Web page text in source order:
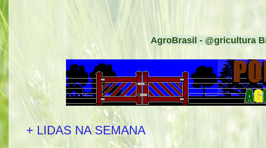
AgroBrasil - @gricultura
+ LIDAS NA SEMANA